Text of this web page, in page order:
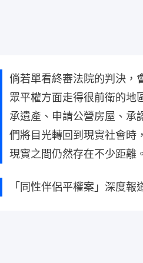
倘若單看終審法院的判決，
眾平權方面走得很前衛的地
承遺產、申請公營房屋、承
們將目光轉回到現實社會時
現實之間仍然存在不少距離。
「同性伴侶平權案」深度報